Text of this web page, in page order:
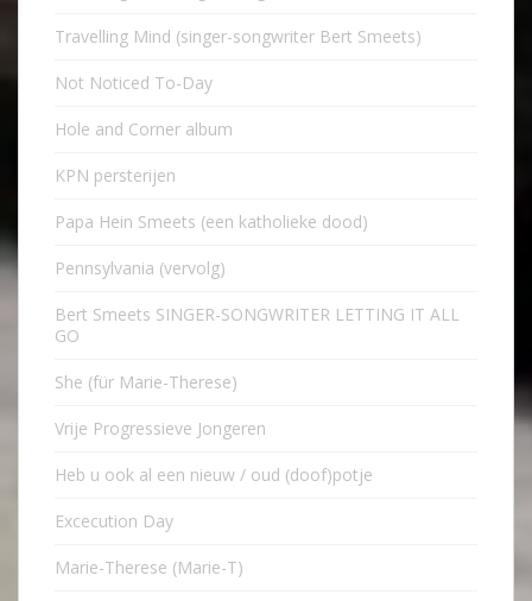
Travelling Mind (singer-songwriter Bert Smeets)
Not Noticed To-Day
Hole and Corner album
KPN persterijen
Papa Hein Smeets (een katholieke dood)
Pennsylvania (vervolg)
Bert Smeets SINGER-SONGWRITER LETTING IT ALL
GO
She (für Marie-Therese)
Vrije Progressieve Jongeren
Heb u ook al een nieuw / oud (doof)potje
Excecution Day
Marie-Therese (Marie-T)